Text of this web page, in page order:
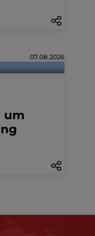
07.08.2026
um